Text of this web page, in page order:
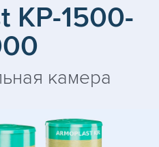
KP-1500-
камера